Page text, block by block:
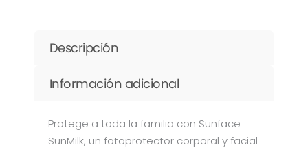
Descripción
Información adicional
Protege a toda la familia con Sunface
SunMilk, un fotoprotector corporal y facial